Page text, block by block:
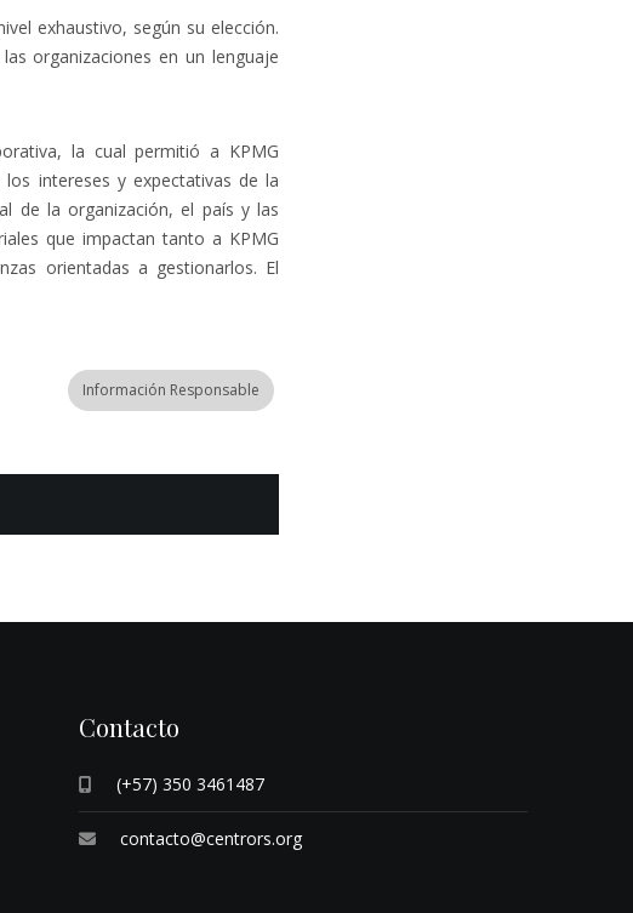
exhaustivo, según su elección.
organizaciones en un lenguaje
la cual permitió a KPMG
intereses y expectativas de la
de la organización, el país y las
que impactan tanto a KPMG
orientadas a gestionarlos. El
Información Responsable
Contacto
(+57) 350 3461487
contacto@centrors.org